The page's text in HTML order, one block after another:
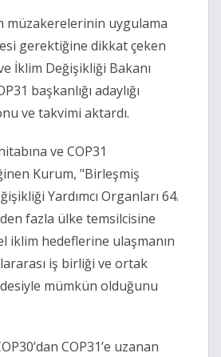
müzakerelerinin uygulama
gerektiğine dikkat çeken
İklim Değişikliği Bakanı
başkanlığı adaylığı
ve takvimi aktardı.
ve COP31
Kurum, "Birleşmiş
Yardımcı Organları 64.
fazla ülke temsilcisine
iklim hedeflerine ulaşmanın
iş birliği ve ortak
mümkün olduğunu
COP31’e uzanan